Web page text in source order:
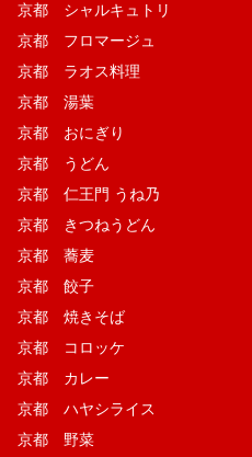
京都 シャルキュトリ
京都 フロマージュ
京都 ラオス料理
京都 湯葉
京都 おにぎり
京都 うどん
京都 仁王門 うね乃
京都 きつねうどん
京都 蕎麦
京都 餃子
京都 焼きそば
京都 コロッケ
京都 カレー
京都 ハヤシライス
京都 野菜